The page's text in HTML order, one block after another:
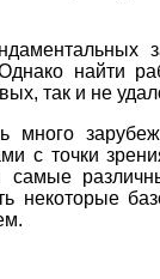
найти
так и не
много
с точки
самые
некоторые